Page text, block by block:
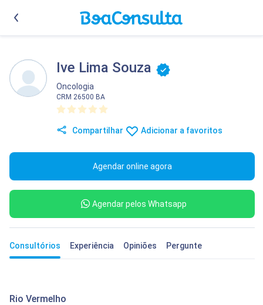
Ive Lima Souza
Oncologia
CRM 26500 BA
Compartilhar Adicionar a favoritos
Agendar online agora
Agendar pelos Whatsapp
Consultórios Experiência Opiniões Pergunte
Rio Vermelho